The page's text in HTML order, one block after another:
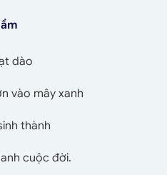
dào
vào mây xanh
thành
cuộc đời.